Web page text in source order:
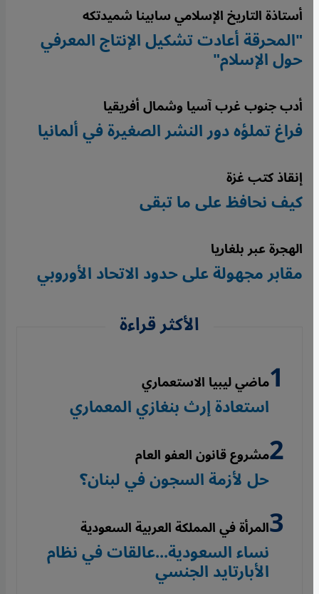
أستاذة التاريخ الإسلامي سابينا شميدتكه
"المحرقة أعادت تشكيل الإنتاج المعرفي
حول الإسلام"
أدب جنوب غرب آسيا وشمال أفريقيا
فراغ تملؤه دور النشر الصغيرة في ألمانيا
إنقاذ كتب غزة
كيف نحافظ على ما تبقى
الهجرة عبر بلغاريا
مقابر مجهولة على حدود الاتحاد الأوروبي
الأكثر قراءة
ماضي ليبيا الاستعماري
استعادة إرث بنغازي المعماري
مشروع قانون العفو العام
حل لأزمة السجون في لبنان؟
المرأة في المملكة العربية السعودية
نساء السعودية...عالقات في نظام
الأبارتايد الجنسي